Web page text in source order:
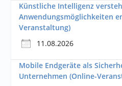
Künstliche Intelligenz
Anwendungsmöglichkeiten
Veranstaltung)
11.08.2026
Mobile Endgeräte als
Unternehmen (Online-